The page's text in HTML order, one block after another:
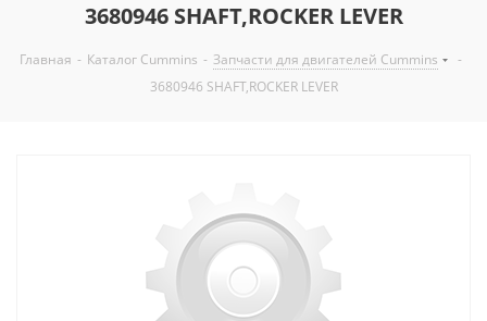
3680946 SHAFT,ROCKER LEVER
Главная - Каталог Cummins - Запчасти для двигателей Cummins
-
3680946 SHAFT,ROCKER LEVER